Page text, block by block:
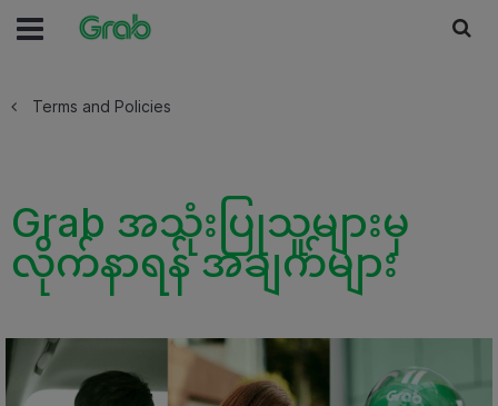
Terms and Policies
Grab အသုံးပြုသူများမှ
လိုက်နာရန် အချက်များ